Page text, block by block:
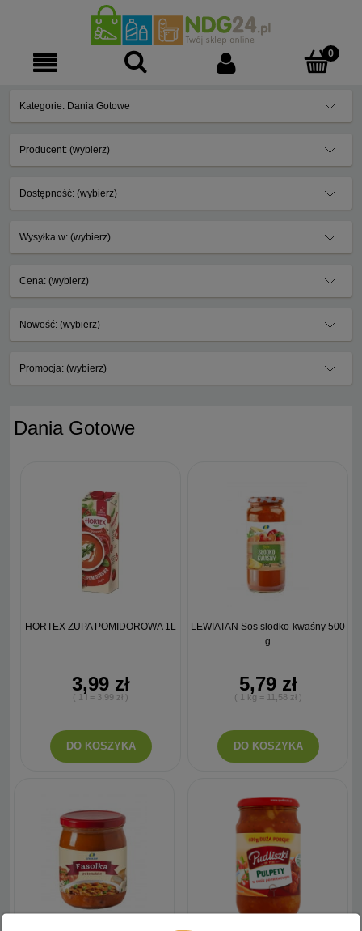
Kategorie: Dania Gotowe
Producent: (wybierz)
Dostępność: (wybierz)
Wysyłka w: (wybierz)
Cena: (wybierz)
Nowość: (wybierz)
Promocja: (wybierz)
Dania Gotowe
HORTEX ZUPA POMIDOROWA 1L
3,99 zł
( 1 l = 3,99 zł )
DO KOSZYKA
LEWIATAN Sos słodko-kwaśny 500
g
5,79 zł
( 1 kg = 11,58 zł )
DO KOSZYKA